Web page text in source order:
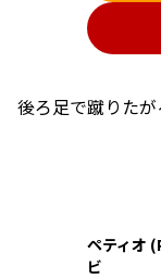
後ろ足で蹴りたが
ペティオ
ビ